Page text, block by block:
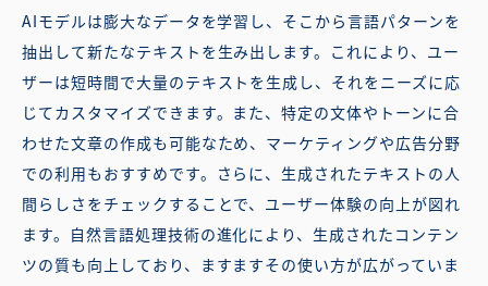
AIモデルは膨大なデータを学習し、そこから言語パターンを
抽出して新たなテキストを生み出します。これにより、ユー
ザーは短時間で大量のテキストを生成し、それをニーズに応
じてカスタマイズできます。また、特定の文体やトーンに合
わせた文章の作成も可能なため、マーケティングや広告分野
での利用もおすすめです。さらに、生成されたテキストの人
間らしさをチェックすることで、ユーザー体験の向上が図れ
ます。自然言語処理技術の進化により、生成されたコンテン
ツの質も向上しており、ますますその使い方が広がっていま